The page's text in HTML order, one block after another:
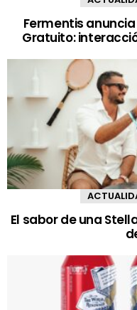
Fermentis
Gratuito:
El sabor de una